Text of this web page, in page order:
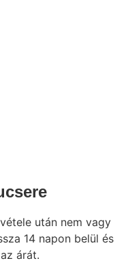
után nem vagy
14 napon belül és
árát.